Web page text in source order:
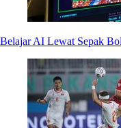
Belajar AI Lewat Sepak